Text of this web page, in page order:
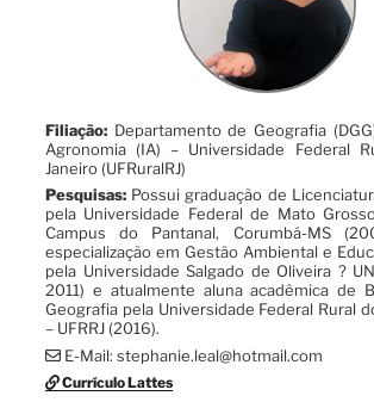
Filiação: Departamento de Geografia
Agronomia (IA) – Universidade Federal
Janeiro (UFRuralRJ)
Pesquisas: Possui graduação de
pela Universidade Federal de Mato
Campus do Pantanal, Corumbá-MS
especialização em Gestão Ambiental e
pela Universidade Salgado de Oliveira ?
2011) e atualmente aluna acadêmica de
Geografia pela Universidade Federal Rural
– UFRRJ (2016).
E-Mail: stephanie.leal@hotmail.com
Currículo Lattes